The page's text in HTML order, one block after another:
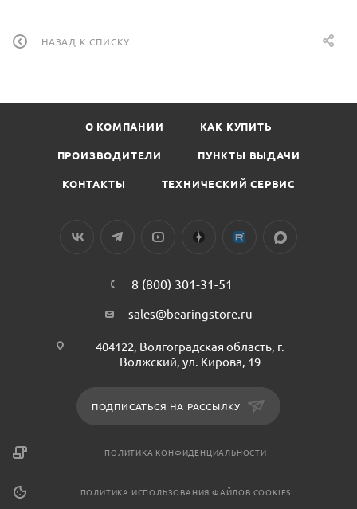
НАЗАД К СПИСКУ
О КОМПАНИИ КАК КУПИТЬ
ПРОИЗВОДИТЕЛИ ПУНКТЫ ВЫДАЧИ
КОНТАКТЫ ТЕХНИЧЕСКИЙ СЕРВИС
8 (800) 301-31-51
sales@bearingstore.ru
404122, Волгоградская область, г.
Волжский, ул. Кирова, 19
ПОДПИСАТЬСЯ НА РАССЫЛКУ
ПОЛИТИКА КОНФИДЕНЦИАЛЬНОСТИ
ПОЛИТИКА ИСПОЛЬЗОВАНИЯ ФАЙЛОВ COOKIES